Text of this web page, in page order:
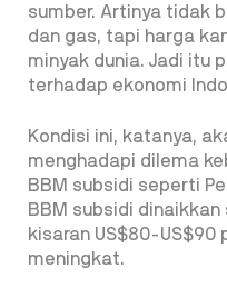
sumber. Artinya tidak
dan gas, tapi harga
minyak dunia. Jadi itu
terhadap ekonomi
Kondisi ini, katanya,
menghadapi dilema
BBM subsidi seperti
BBM subsidi
kisaran US$80-
meningkat.